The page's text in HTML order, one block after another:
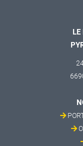
LE